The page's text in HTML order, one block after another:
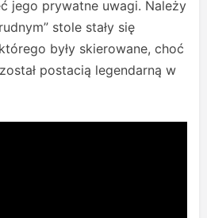
jego prywatne uwagi. Należy
stole stały się
były skierowane, choć
postacią legendarną w